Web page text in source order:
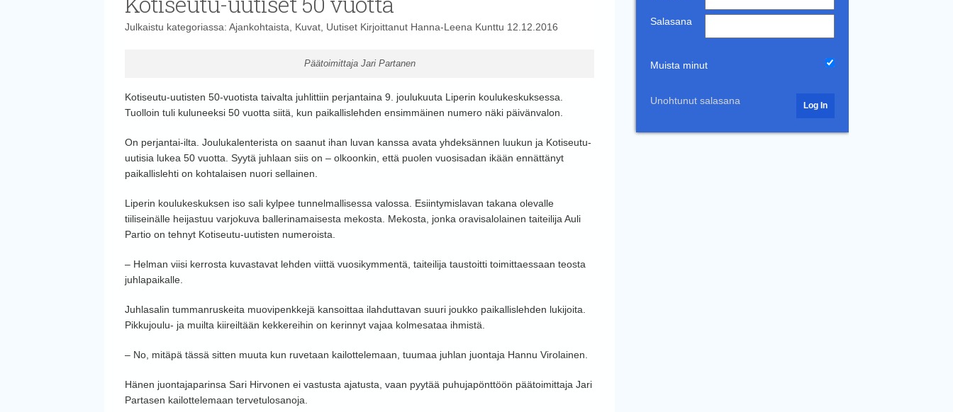
Julkaistu kategoriassa: Ajankohtaista Kuvat, UutisetKirjoittanut Hanna-Leena Kunttu 12.12.2016
Päätoimittaja Jari Partanen
Kotiseutu-uutisten 50-vuotista taivalta juhlittiin perjantaina 9. joulukuuta Liperin koulukeskuksessa.
Tuolloin tuli kuluneeksi 50 vuotta siitä, kun paikallislehden ensimmäinen numero näki päivänvalon.
On perjantai-ilta. Joulukalenterista on saanut ihan luvan kanssa avata yhdeksännen luukun ja Kotiseutu-
uutisia lukea 50 vuotta. Syytä juhlaan siis on – olkoonkin, että puolen vuosisadan ikään ennättänyt
paikallislehti on kohtalaisen nuori sellainen.
Liperin koulukeskuksen iso sali kylpee tunnelmallisessa valossa. Esiintymislavan takana olevalle
tiiliseinälle heijastuu varjokuva ballerinamaisesta mekosta. Mekosta, jonka oravisalolainen taiteilija Auli
Partio on tehnyt Kotiseutu-uutisten numeroista.
– Helman viisi kerrosta kuvastavat lehden viittä vuosikymmentä, taiteilija taustoitti toimittaessaan teosta
juhlapaikalle.
Juhlasalin tummanruskeita muovipenkkejä kansoittaa ilahduttavan suuri joukko paikallislehden lukijoita.
Pikkujoulu- ja muilta kiireiltään kekkereihin on kerinnyt vajaa kolmesataa ihmistä.
– No, mitäpä tässä sitten muuta kun ruvetaan kailottelemaan, tuumaa juhlan juontaja Hannu Virolainen.
Hänen juontajaparinsa Sari Hirvonen ei vastusta ajatusta, vaan pyytää puhujapönttöön päätoimittaja Jari
Partasen kailottelemaan tervetulosanoja.
Salasana
Muista minut
Unohtunut salasana